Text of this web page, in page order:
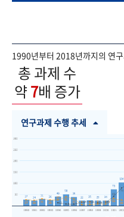
1990년부터 2018년까지의 연
총 과제 수
약7배 증가
연구과제 수행 추세